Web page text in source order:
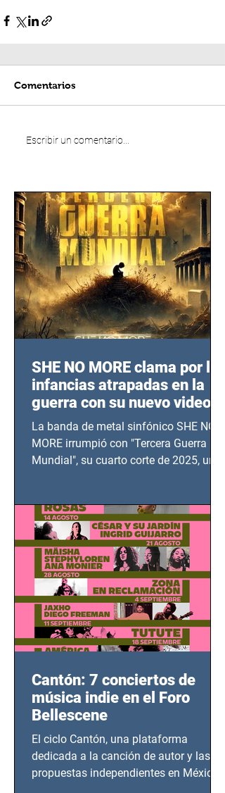
Comentarios
Escribir un comentario...
SHE NO MORE clama por las
infancias atrapadas en la
guerra con su nuevo video
TERCERA GUERRA
MUNDIAL
La banda de metal sinfónico SHE NO
MORE irrumpió con "Tercera Guerra
Mundial", su cuarto corte de 2025, un
bélicos.
Cantón: 7 conciertos de
música indie en el Foro
Bellescene
El ciclo Cantón, una plataforma
dedicada a la canción de autor y las
propuestas independientes en México,